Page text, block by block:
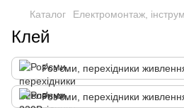
Каталог Електромонтаж,
Клей
Роз'єми, перехідники
Роз'єми, перехідники